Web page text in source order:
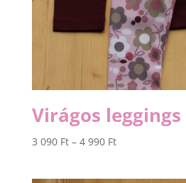
Virágos
3 090 Ft – 4 990 FtÁrtartomány: